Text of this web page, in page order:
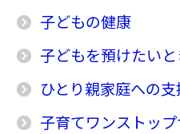
子どもの健康
子どもを預けたい
ひとり親家庭への支
子育てワンストッ